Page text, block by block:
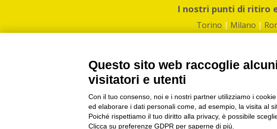
I nostri punti di ritiro
Torino | Milano |
PI/CF/N°Iscr.: 10821360012 | REA:
IndaBox | Oltre 11.500 punti di ritiro tra
Questo sito web raccoglie
visitatori e utenti
Con il tuo consenso, noi e i nostri partner utilizziamo i
ed elaborare i dati personali come, ad esempio, la visita al
Poiché rispettiamo il tuo diritto alla privacy, è possibile
Clicca su preferenze GDPR per saperne di più.